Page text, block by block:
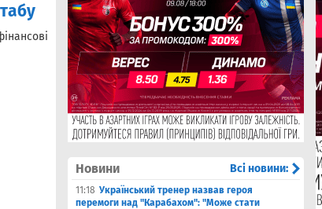
Новини Всі новини:
11:18 Український тренер назвав героя
перемоги над "Карабахом": "Може стати